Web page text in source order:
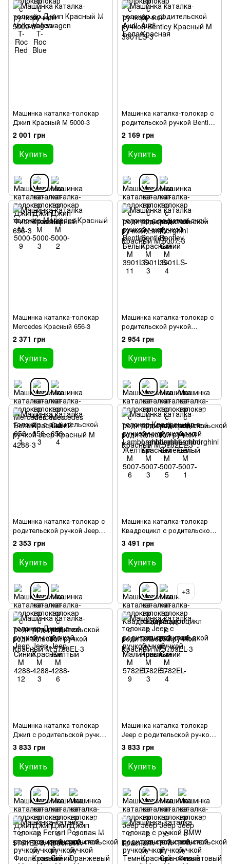
Машинка каталка-толокар
Джип Красный M 5000-3
2 001 грн
Купить
Машинка каталка-толокар с
родительской ручкой Bentley
Красный M 3901LS-3
2 169 грн
Купить
Машинка каталка-толокар
Mercedes Красный 656-3
2 371 грн
Купить
Машинка каталка-толокар с
родительской ручкой
Lamborghini Красный M 5007-3
2 954 грн
Купить
Машинка каталка-толокар с
родительской ручкой Jeep
Красный M 4288-3
2 353 грн
Купить
Машинка каталка-толокар
Квадроцикл с родительской
ручкой Красный M 5782EL-3
3 491 грн
Купить
+3
Машинка каталка-толокар
Джип с родительской ручкой
Красный M 5788EL-3
3 833 грн
Купить
Машинка каталка-толокар
Jeep с родительской ручкой
Красный M 5789EL-3
3 833 грн
Купить